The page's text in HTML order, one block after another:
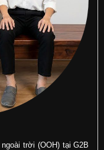
trời (OOH) tại G2B